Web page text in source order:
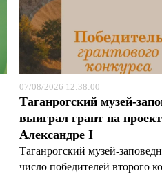
07/08/2026 12:38:00
Таганрогский музей-
выиграл грант на
Александре I
Таганрогский музей-
число победителей второго
Я согласен с
Я согласен с